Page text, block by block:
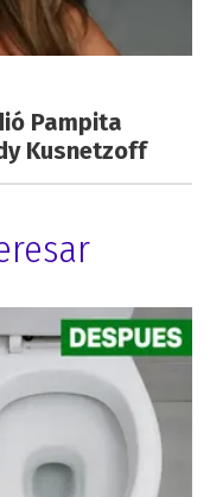
Pampita
Kusnetzoff